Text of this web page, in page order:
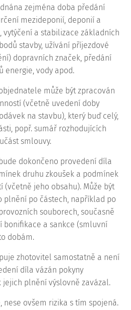
zejména doba předání
mezideponií, deponií a
vytýčení a stabilizace základních
stavby, užívání příjezdové
dopravních značek, předání
energie, vody apod.
může být zpracován
(včetně uvedení doby
na stavbu), který buď celý,
popř. sumář rozhodujících
smlouvy.
dokončeno provedení díla
druhu zkoušek a podmínek
(včetně jeho obsahu). Může být
po částech, například po
souborech, současně
bonifikace a sankce (smluvní
dobám.
zhotovitel samostatně a není
díla vázán pokyny
plnění výslovně zavázal.
nese ovšem rizika s tím spojená.